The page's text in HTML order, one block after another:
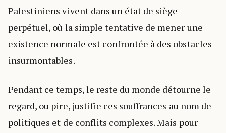
Palestiniens vivent dans un état de siège
perpétuel, où la simple tentative de mener une
existence normale est confrontée à des obstacles
insurmontables.
Pendant ce temps, le reste du monde détourne le
regard, ou pire, justifie ces souffrances au nom de
politiques et de conflits complexes. Mais pour